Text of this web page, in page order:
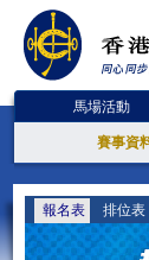
馬場活動
賽事資
報名表 排位表